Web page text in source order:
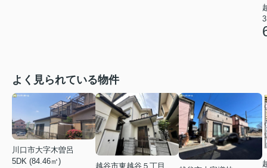
よく見られている物件
川口市大字木曽呂
5DK (84.46㎡)
越谷市東越谷５丁目